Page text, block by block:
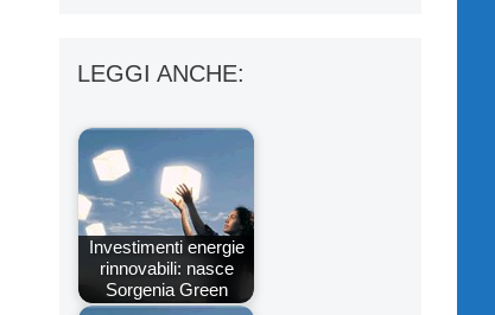
LEGGI ANCHE:
Investimenti energie
rinnovabili: nasce
Sorgenia Green